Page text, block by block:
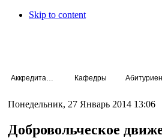
Skip to content
Кафедры
Понедельник, 27 Январь 2014 13:06
Добровольческое